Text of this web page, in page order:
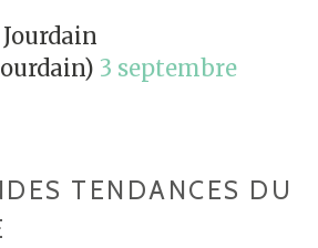
3 septembre
TENDANCES DU